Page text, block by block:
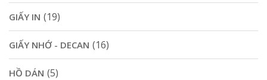
GIẤY IN (19)
GIẤY NHỚ - DECAN (16)
HỒ DÁN (5)